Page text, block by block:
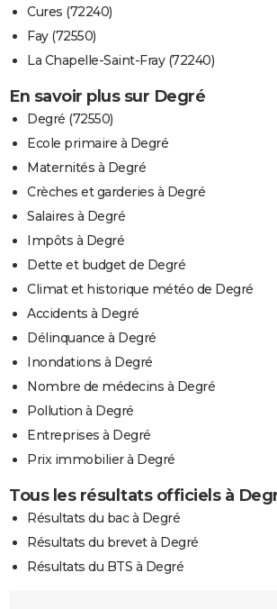
Cures (72240)
Fay (72550)
La Chapelle-Saint-Fray (72240)
En savoir plus sur Degré
Degré (72550)
Ecole primaire à Degré
Maternités à Degré
Crèches et garderies à Degré
Salaires à Degré
Impôts à Degré
Dette et budget de Degré
Climat et historique météo de Degré
Accidents à Degré
Délinquance à Degré
Inondations à Degré
Nombre de médecins à Degré
Pollution à Degré
Entreprises à Degré
Prix immobilier à Degré
Tous les résultats officiels à
Résultats du bac à Degré
Résultats du brevet à Degré
Résultats du BTS à Degré